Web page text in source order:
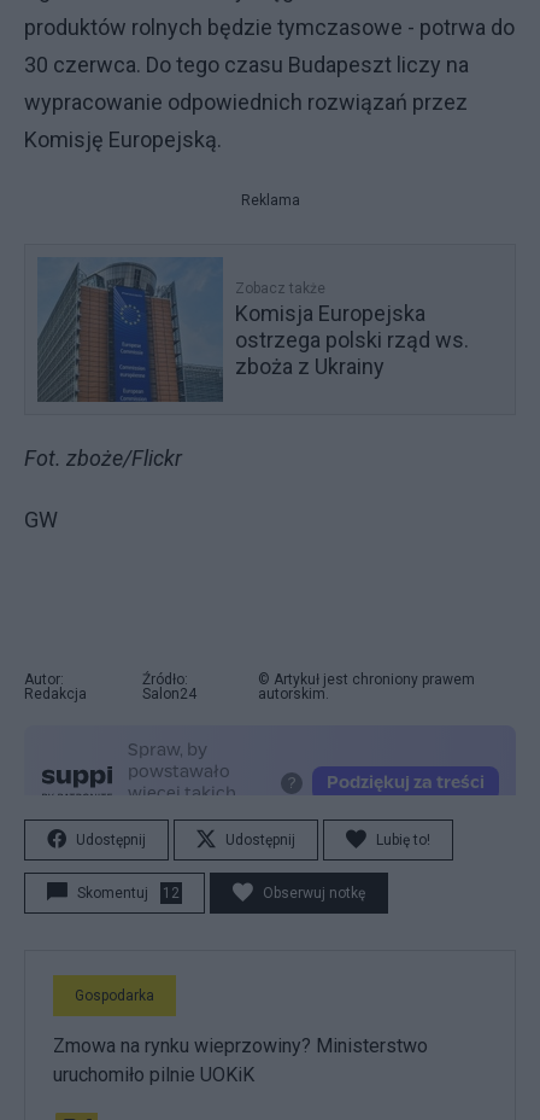
produktów rolnych będzie tymczasowe - potrwa do
30 czerwca. Do tego czasu Budapeszt liczy na
wypracowanie odpowiednich rozwiązań przez
Komisję Europejską.
Reklama
Zobacz także
Komisja Europejska
ostrzega polski rząd ws.
zboża z Ukrainy
Fot. zboże/Flickr
GW
Autor:
Redakcja
Źródło:
Salon24
© Artykuł jest chroniony prawem
autorskim.
Udostępnij Udostępnij Lubię to!
Skomentuj 12 Obserwuj notkę
Gospodarka
Zmowa na rynku wieprzowiny? Ministerstwo
uruchomiło pilnie UOKiK